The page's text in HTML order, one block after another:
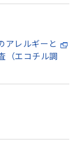
アレルギーと
（エコチル調